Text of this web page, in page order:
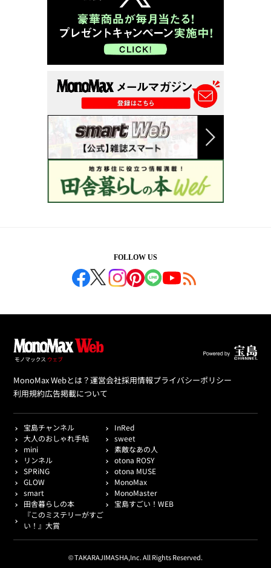
FOLLOW US
MonoMax Webとは？運営会社採用情報プライバシーポリシー
利用規約広告掲載について
宝島チャンネル
InRed
大人のおしゃれ手帖
sweet
mini
素敵なあの人
リンネル
otona ROSY
SPRiNG
otona MUSE
GLOW
MonoMax
smart
MonoMaster
田舎暮らしの本
宝島すごい！WEB
『このミステリーがすご
い！』大賞
© TAKARAJIMASHA,Inc. All Rights Reserved.